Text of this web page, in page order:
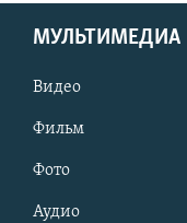
МУЛЬТИМЕДИА
Видео
Фильм
Фото
Аудио